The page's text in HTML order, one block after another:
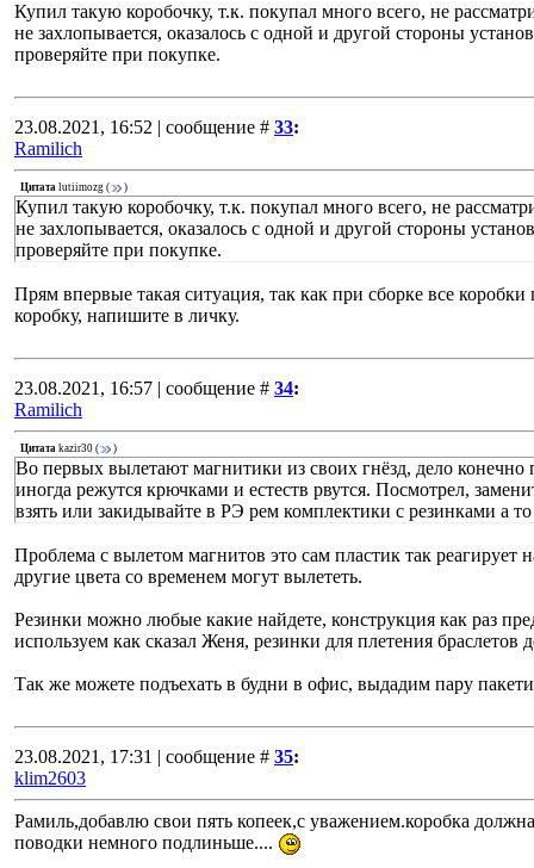
Купил такую коробочку, т.к. покупал много всего, не
не захлопывается, оказалось с одной и другой стороны
проверяйте при покупке.
23.08.2021, 16:52 | сообщение # 33:
Ramilich
Цитата lutiimozg ( )
Купил такую коробочку, т.к. покупал много всего, не
не захлопывается, оказалось с одной и другой стороны
проверяйте при покупке.
Прям впервые такая ситуация, так как при сборке все
коробку, напишите в личку.
23.08.2021, 16:57 | сообщение # 34:
Ramilich
Цитата kazir30 ( )
Во первых вылетают магнитики из своих гнёзд, дело
иногда режутся крючками и естеств рвутся. Посмотрел,
взять или закидывайте в РЭ рем комплектики с резинками а
Проблема с вылетом магнитов это сам пластик так реагирует
другие цвета со временем могут вылететь.
Резинки можно любые какие найдете, конструкция как раз
используем как сказал Женя, резинки для плетения браслетов
Так же можете подъехать в будни в офис, выдадим пару
23.08.2021, 17:31 | сообщение # 35:
klim2603
Рамиль,добавлю свои пять копеек,с уважением.коробка
поводки немного подлиньше....